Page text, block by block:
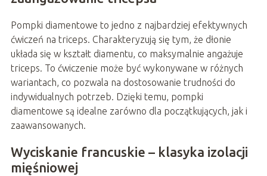
Pompki diamentowe to jedno z najbardziej efektywnych
ćwiczeń na triceps. Charakteryzują się tym, że dłonie
układa się w kształt diamentu, co maksymalnie angażuje
triceps. To ćwiczenie może być wykonywane w różnych
wariantach, co pozwala na dostosowanie trudności do
indywidualnych potrzeb. Dzięki temu, pompki
diamentowe są idealne zarówno dla początkujących, jak i
zaawansowanych.
Wyciskanie francuskie – klasyka izolacji
mięśniowej